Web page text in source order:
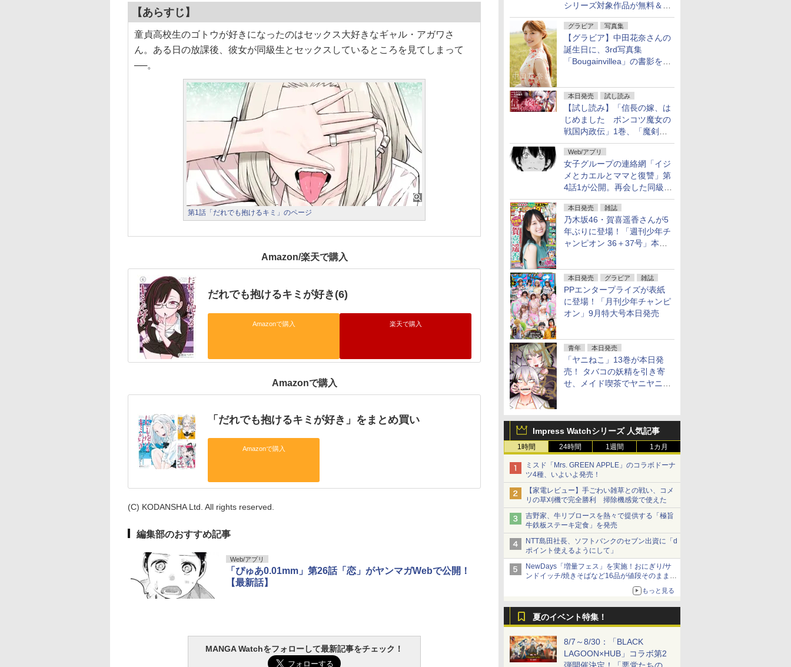
シリーズ対象作品が無料＆最
大80%オフ！
グラビア 写真集
【グラビア】中田花奈さんの
誕生日に、3rd写真集
「Bougainvillea」の書影を公
本日発売 試し読み
【試し読み】「信長の嫁、は
じめました ポンコツ魔女の
戦国内政伝」1巻、「魔剣の
花嫁 -ヴァルキュリア-」1巻
本日発売
Web/アプリ
女子グループの連絡網「イジ
メとカエルとママと復讐」第
4話1が公開。再会した同級生
は……
本日発売 雑誌
乃木坂46・賀喜遥香さんが5
年ぶりに登場！「週刊少年チ
ャンピオン 36＋37号」本日
本日発売 グラビア 雑誌
PPエンタープライズが表紙
に登場！「月刊少年チャンピ
オン」9月特大号本日発売
青年 本日発売
「ヤニねこ」13巻が本日発
売！ タバコの妖精を引き寄
せ、メイド喫茶でヤニヤニき
Impress Watchシリーズ 人気記事
1時間 24時間 1週間 1カ月
ミスド「Mrs. GREEN APPLE」のコラボドーナ
ツ4種、いよいよ発売！
【家電レビュー】手ごわい雑草との戦い、コメ
リの草刈機で完全勝利 掃除機感覚で使えた
吉野家、牛リブロースを熱々で提供する「極旨
牛鉄板ステーキ定食」を発売
NTT島田社長、ソフトバンクのセブン出資に「d
ポイント使えるようにして」
NewDays「増量フェス」を実施！おにぎり/サ
ンドイッチ/焼きそばなど16品が値段そのままで
もっと見る
夏のイベント特集！
8/7～8/30：「BLACK
LAGOON×HUB」コラボ第2
【あらすじ】
童貞高校生のゴトウが好きになったのはセックス大好きなギャル・アガワさ
ん。ある日の放課後、彼女が同級生とセックスしているところを見てしまって
──。
第1話「だれでも抱けるキミ」のページ
Amazon/楽天で購入
だれでも抱けるキミが好き(6)
Amazonで購入 楽天で購入
Amazonで購入
「だれでも抱けるキミが好き」をまとめ買い
Amazonで購入
(C) KODANSHA Ltd. All rights reserved.
編集部のおすすめ記事
Web/アプリ
「ぴゅあ0.01mm」第26話「恋」がヤンマガWebで公開！
【最新話】
MANGA Watchをフォローして最新記事をチェック！